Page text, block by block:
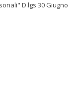
D.lgs 30 Giugno